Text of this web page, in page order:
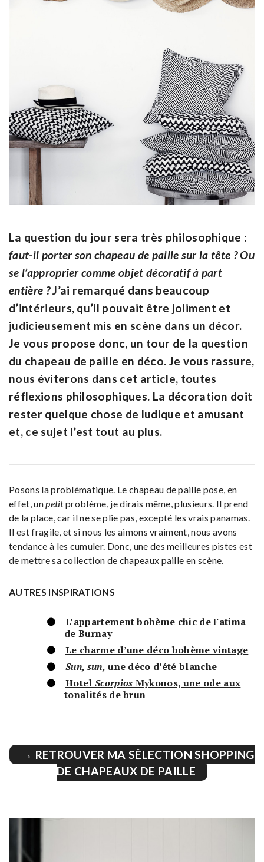
La question du jour sera très philosophique :
faut-il porter son chapeau de paille sur la tête ? Ou
se l’approprier comme objet décoratif à part
entière ?J’ai remarqué dans beaucoup
d’intérieurs, qu’il pouvait être joliment et
judicieusement mis en scène dans un décor.
Je vous propose donc, un tour de la question
du chapeau de paille en déco. Je vous rassure,
nous éviterons dans cet article, toutes
réflexions philosophiques. La décoration doit
rester quelque chose de ludique et amusant
et, ce sujet l’est tout au plus.
Posons la problématique. Le chapeau de paille pose, en
effet, unpetitproblème, je dirais même, plusieurs. Il prend
de la place, car il ne se plie pas, excepté les vrais panamas.
Il est fragile, et si nous les aimons vraiment, nous avons
tendance à les cumuler. Donc, une des meilleures pistes est
de mettre sa collection de chapeaux paille en scène.
AUTRES INSPIRATIONS
L’appartement bohème chic de Fatima
de Burnay
Le charme d’une déco bohème vintage
Sun, sun, une déco d’été blanche
Hotel Scorpios Mykonos, une ode aux
tonalités de brun
→ RETROUVER MA SÉLECTION SHOPPING
DE CHAPEAUX DE PAILLE